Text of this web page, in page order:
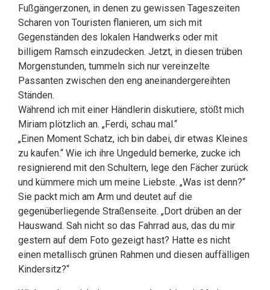
Fußgängerzonen, in denen zu gewissen Tageszeiten
Scharen von Touristen flanieren, um sich mit
Gegenständen des lokalen Handwerks oder mit
billigem Ramsch einzudecken. Jetzt, in diesen trüben
Morgenstunden, tummeln sich nur vereinzelte
Passanten zwischen den eng aneinandergereihten
Ständen.
Während ich mit einer Händlerin diskutiere, stößt mich
Miriam plötzlich an. „Ferdi, schau mal.“
„Einen Moment Schatz, ich bin dabei, dir etwas Kleines
zu kaufen.“ Wie ich ihre Ungeduld bemerke, zucke ich
resignierend mit den Schultern, lege den Fächer zurück
und kümmere mich um meine Liebste. „Was ist denn?“
Sie packt mich am Arm und deutet auf die
gegenüberliegende Straßenseite. „Dort drüben an der
Hauswand. Sah nicht so das Fahrrad aus, das du mir
gestern auf dem Foto gezeigt hast? Hatte es nicht
einen metallisch grünen Rahmen und diesen auffälligen
Kindersitz?“